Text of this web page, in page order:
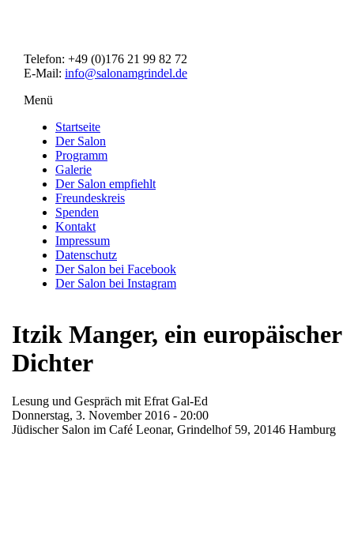
Telefon: +49 (0)176 21 99 82 72
E-Mail: info@salonamgrindel.de
Menü
Startseite
Der Salon
Programm
Galerie
Der Salon empfiehlt
Freundeskreis
Spenden
Kontakt
Impressum
Datenschutz
Der Salon bei Facebook
Der Salon bei Instagram
Itzik Manger, ein europäischer
Dichter
Lesung und Gespräch mit Efrat Gal-Ed
Donnerstag, 3. November 2016 - 20:00
Jüdischer Salon im Café Leonar, Grindelhof 59, 20146 Hamburg